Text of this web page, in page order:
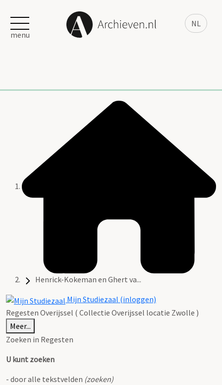
NL
menu
Henrick-Kokeman en Ghert va...
Mijn Studiezaal (inloggen)
Regesten Overijssel ( Collectie Overijssel locatie Zwolle )
Meer...
Zoeken in Regesten
U kunt zoeken
- door alle tekstvelden (zoeken)